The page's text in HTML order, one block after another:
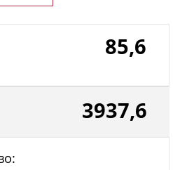
85,6
3937,6